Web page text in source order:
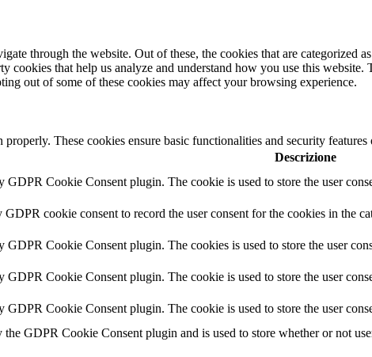
through the website. Out of these, the cookies that are categorized
cookies that help us analyze and understand how you use this
out of some of these cookies may affect your browsing experience.
These cookies ensure basic functionalities and security
Descrizione
GDPR Cookie Consent plugin. The cookie is used to store the user
GDPR cookie consent to record the user consent for the cookies in the
GDPR Cookie Consent plugin. The cookies is used to store the user
GDPR Cookie Consent plugin. The cookie is used to store the user
GDPR Cookie Consent plugin. The cookie is used to store the user
GDPR Cookie Consent plugin and is used to store whether or not